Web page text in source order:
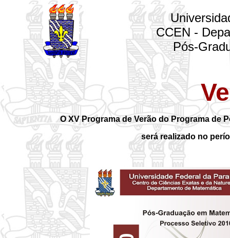
CCEN -
Pós-
O XV Programa de Verão do Programa de
será realizado no